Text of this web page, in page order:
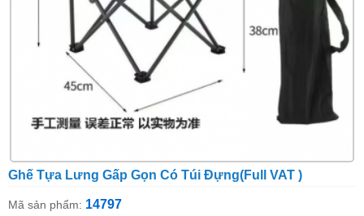
Ghế Tựa Lưng Gấp Gọn Có Túi Đựng(Full VAT )
Mã sản phẩm: 14797